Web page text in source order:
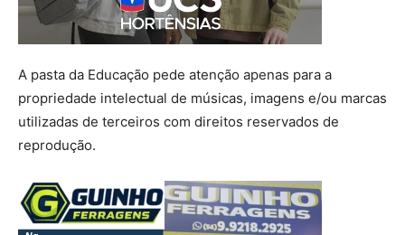
A pasta da Educação pede atenção apenas para a
propriedade intelectual de músicas, imagens e/ou marcas
utilizadas de terceiros com direitos reservados de
reprodução.